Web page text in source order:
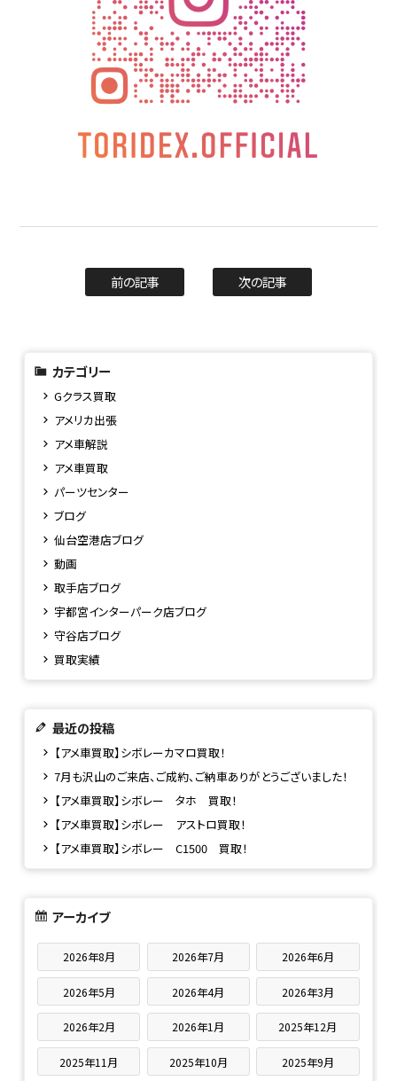
前の記事 次の記事
カテゴリー
Gクラス買取
アメリカ出張
アメ車解説
アメ車買取
パーツセンター
ブログ
仙台空港店ブログ
動画
取手店ブログ
宇都宮インターパーク店ブログ
守谷店ブログ
買取実績
最近の投稿
【アメ車買取】シボレーカマロ買取！
7月も沢山のご来店、ご成約、ご納車ありがとうございました！
【アメ車買取】シボレー タホ 買取！
【アメ車買取】シボレー アストロ買取！
【アメ車買取】シボレー C1500 買取！
アーカイブ
2026年8月 2026年7月 2026年6月
2026年5月 2026年4月 2026年3月
2026年2月 2026年1月 2025年12月
2025年11月 2025年10月 2025年9月